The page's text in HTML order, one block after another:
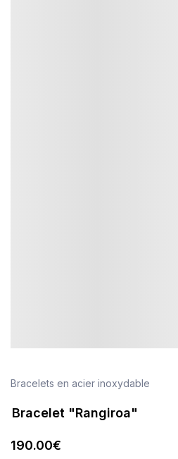
Bracelets en acier inoxydable
Bracelet "Rangiroa"
190.00€